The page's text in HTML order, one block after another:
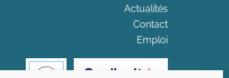
Actualités
Contact
Emploi